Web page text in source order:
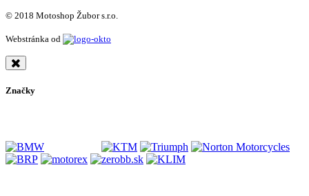
© 2018 Motoshop Žubor s.r.o.
Webstránka od
Značky